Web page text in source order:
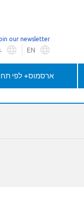
our newsletter
EN
ארסמוס+ לפי